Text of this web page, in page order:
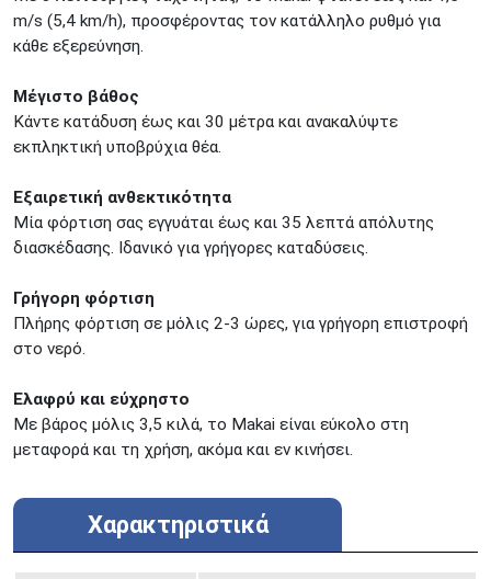
m/s (5,4 km/h), προσφέροντας τον κατάλληλο ρυθμό για
κάθε εξερεύνηση.
Μέγιστο βάθος
Κάντε κατάδυση έως και 30 μέτρα και ανακαλύψτε
εκπληκτική υποβρύχια θέα.
Εξαιρετική ανθεκτικότητα
Μία φόρτιση σας εγγυάται έως και 35 λεπτά απόλυτης
διασκέδασης. Ιδανικό για γρήγορες καταδύσεις.
Γρήγορη φόρτιση
Πλήρης φόρτιση σε μόλις 2-3 ώρες, για γρήγορη επιστροφή
στο νερό.
Ελαφρύ και εύχρηστο
Με βάρος μόλις 3,5 κιλά, το Makai είναι εύκολο στη
μεταφορά και τη χρήση, ακόμα και εν κινήσει.
Χαρακτηριστικά